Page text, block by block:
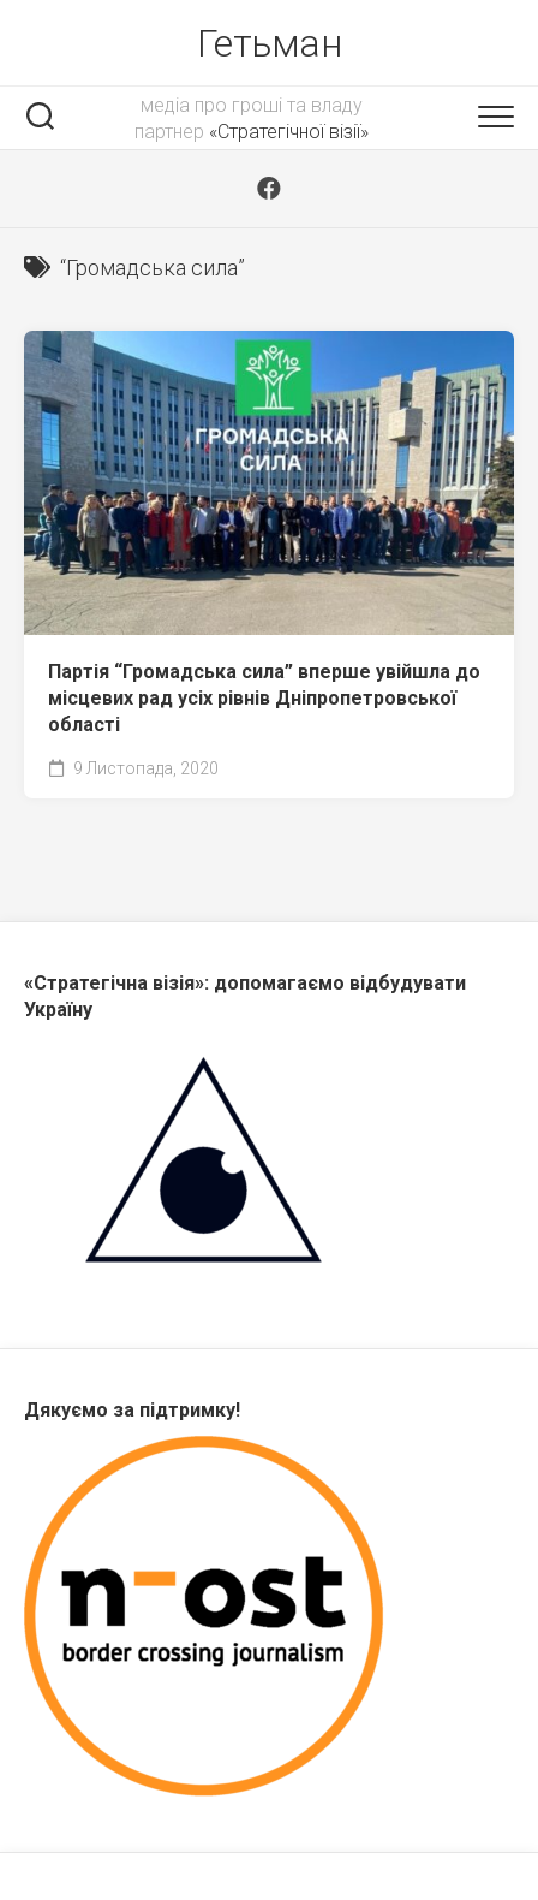
Гетьман
медіа про гроші та владу
партнер «Стратегічної візії»
“Громадська сила”
Партія “Громадська сила” вперше увійшла до
місцевих рад усіх рівнів Дніпропетровської
області
9 Листопада, 2020
«Стратегічна візія»: допомагаємо відбудувати
Україну
Дякуємо за підтримку!